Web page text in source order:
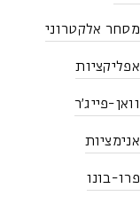
מסחר אלקטרוני
אפליקציות
וואן-פייג'ר
אנימציות
פרו-בונו